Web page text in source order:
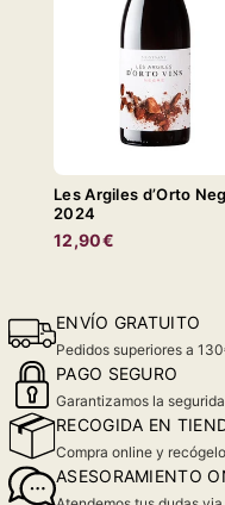
Les Argiles d’Orto
2024
12,90€
ENVÍO GRATUITO
Pedidos superiores a
PAGO SEGURO
Garantizamos la
RECOGIDA EN
Compra online y
ASESORAMIENTO